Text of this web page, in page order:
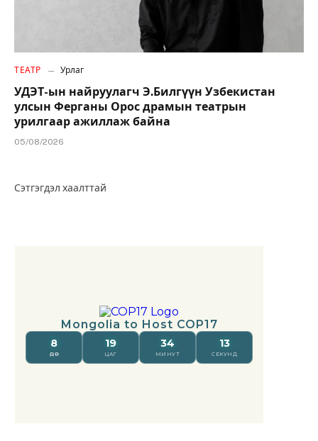
ТЕАТР Урлаг
УДЭТ-ын найруулагч Э.Билгүүн Узбекистан
улсын Ферганы Орос драмын театрын
урилгаар ажиллаж байна
05/08/2026
Сэтгэгдэл хаалттай